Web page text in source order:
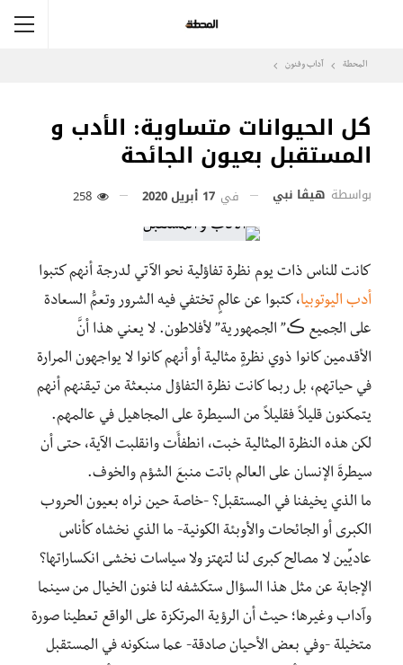
المحطة آداب وفنون
كل الحيوانات متساوية: الأدب و
المستقبل بعيون الجائحة
بواسطة هيڤا نبي في 17 أبريل 2020
كانت للناس ذات يوم نظرة تفاؤلية نحو الآتي لدرجة أنهم كتبوا
أدب اليوتوبيا، كتبوا عن عالمٍ تختفي فيه الشرور وتعمُّ السعادة
على الجميع ڪ” الجمهورية” لأفلاطون. لا يعني هذا أنَّ
الأقدمين كانوا ذوي نظرةٍ مثالية أو أنهم كانوا لا يواجهون المرارة
في حياتهم، بل ربما كانت نظرة التفاؤل منبعثة من تيقنهم أنهم
يتمكنون قليلاً فقليلاً من السيطرة على المجاهيل في عالمهم.
لكن هذه النظرة المثالية خبت، انطفأَت وانقلبت الآية، حتى أن
سيطرةَ الإنسان على العالم باتت منبعَ الشؤم والخوف.
ما الذي يخيفنا في المستقبل؟ -خاصة حين نراه بعيون الحروب
الكبرى أو الجائحات والأوبئة الكونية- ما الذي نخشاه كأناس
عاديِّين لا مصالح كبرى لنا لتهتز ولا سياسات نخشى انكساراتها؟
الإجابة عن مثل هذا السؤال ستكشفه لنا فنون الخيال من سينما
وآداب وغيرها؛ حيث أن الرؤية المرتكزة على الواقع تعطينا صورة
متخيلة -وفي بعض الأحيان صادقة- عما سنكونه في المستقبل